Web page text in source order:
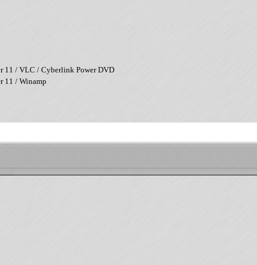
11 / VLC / Cyberlink Power DVD
11 / Winamp